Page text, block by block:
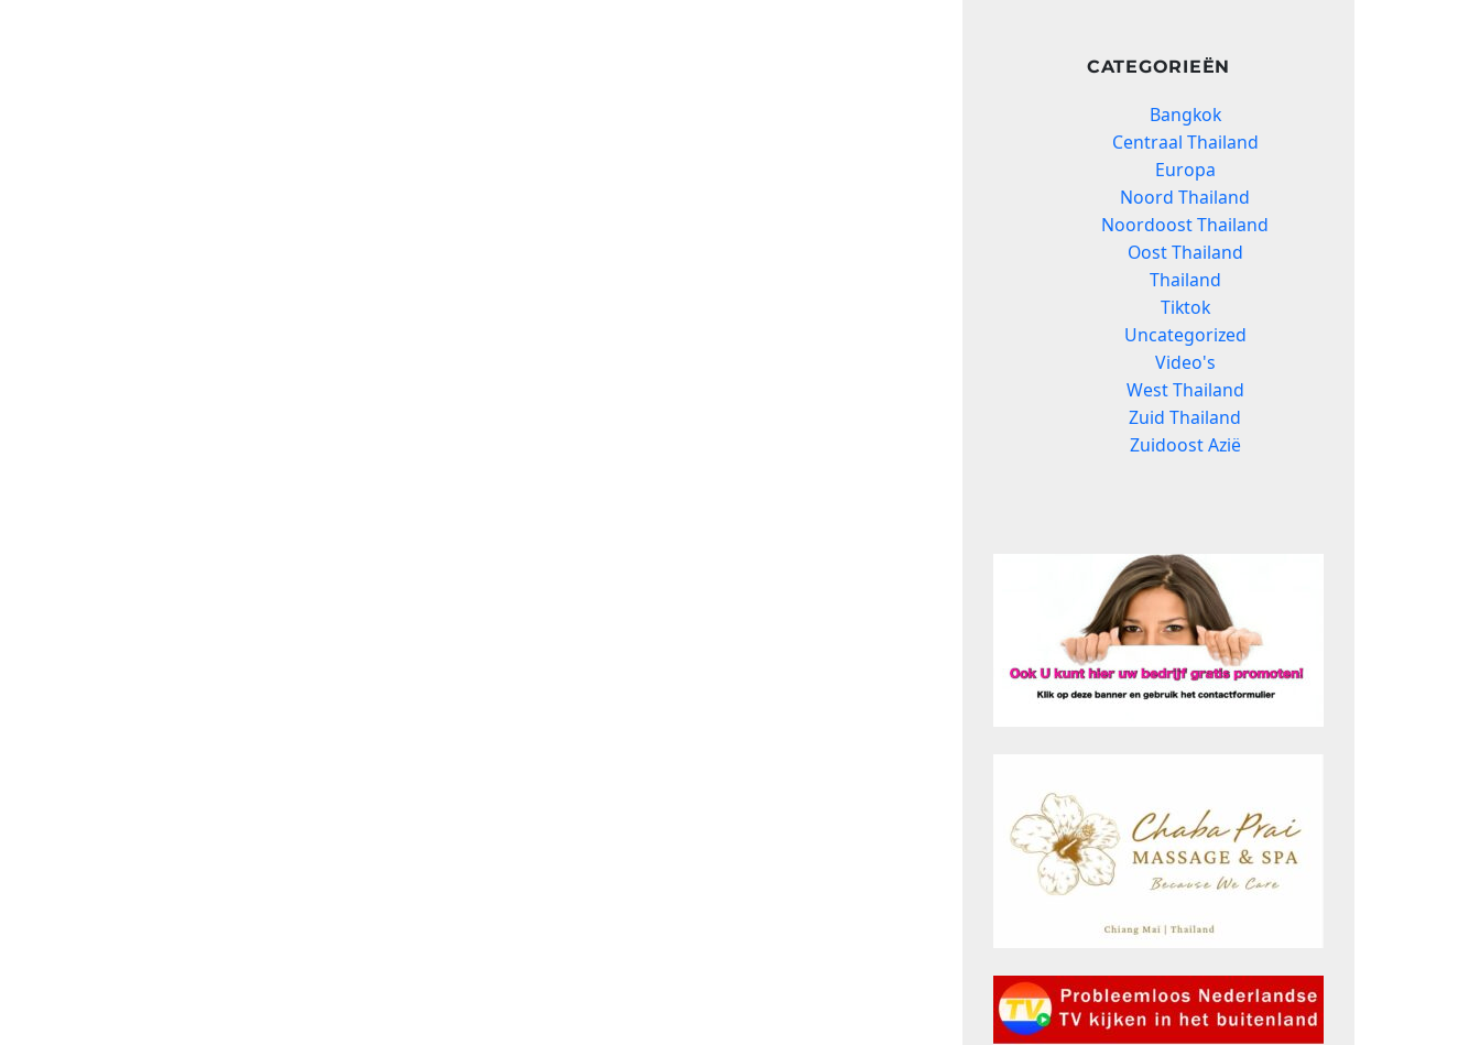
CATEGORIEËN
Bangkok
Centraal Thailand
Europa
Noord Thailand
Noordoost Thailand
Oost Thailand
Thailand
Tiktok
Uncategorized
Video's
West Thailand
Zuid Thailand
Zuidoost Azië